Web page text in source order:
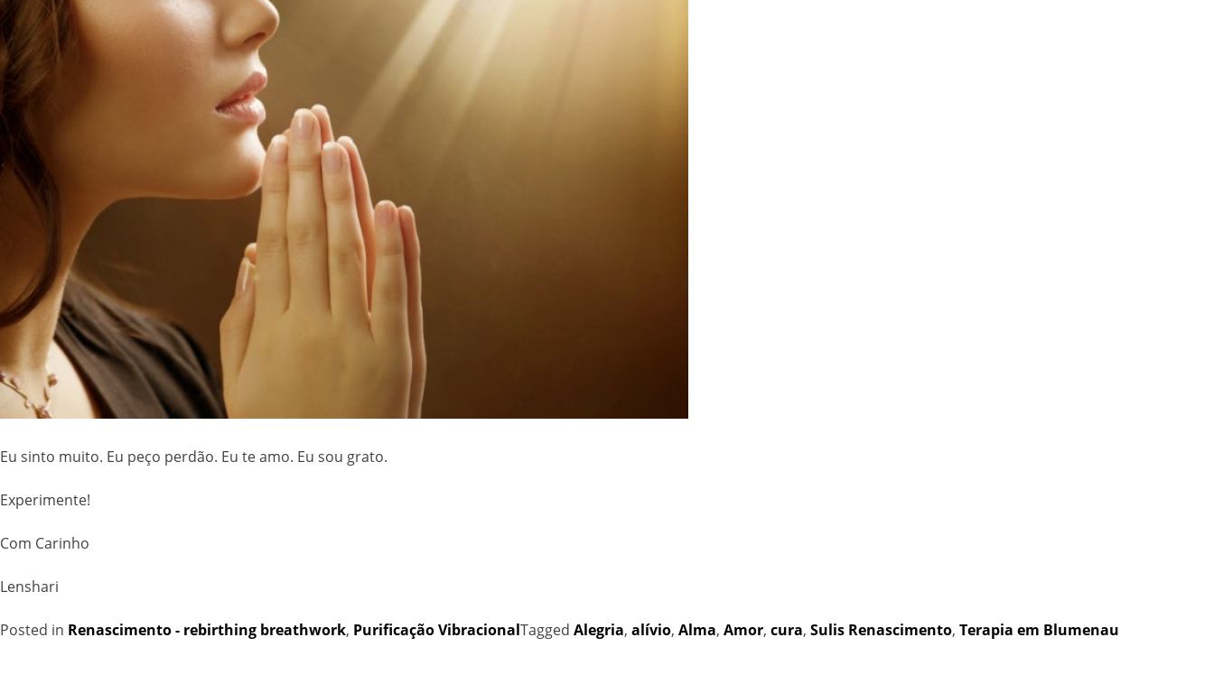
Eu sinto muito. Eu peço perdão. Eu te amo. Eu sou grato.
Experimente!
Com Carinho
Lenshari
Posted in Renascimento - rebirthing breathwork, Purificação VibracionalTagged Alegria, alívio, Alma, Amor, cura, Sulis Renascimento, Terapia em Blumenau